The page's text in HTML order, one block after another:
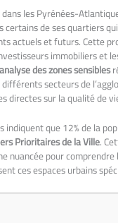
les Pyrénées-
certains de ses quartiers
actuels et futurs. Cette
immobiliers et
des zones sensibles
secteurs de
directes sur la qualité de
indiquent que 12% de la
Prioritaires de la Ville.
nuancée pour comprendre
ces espaces urbains